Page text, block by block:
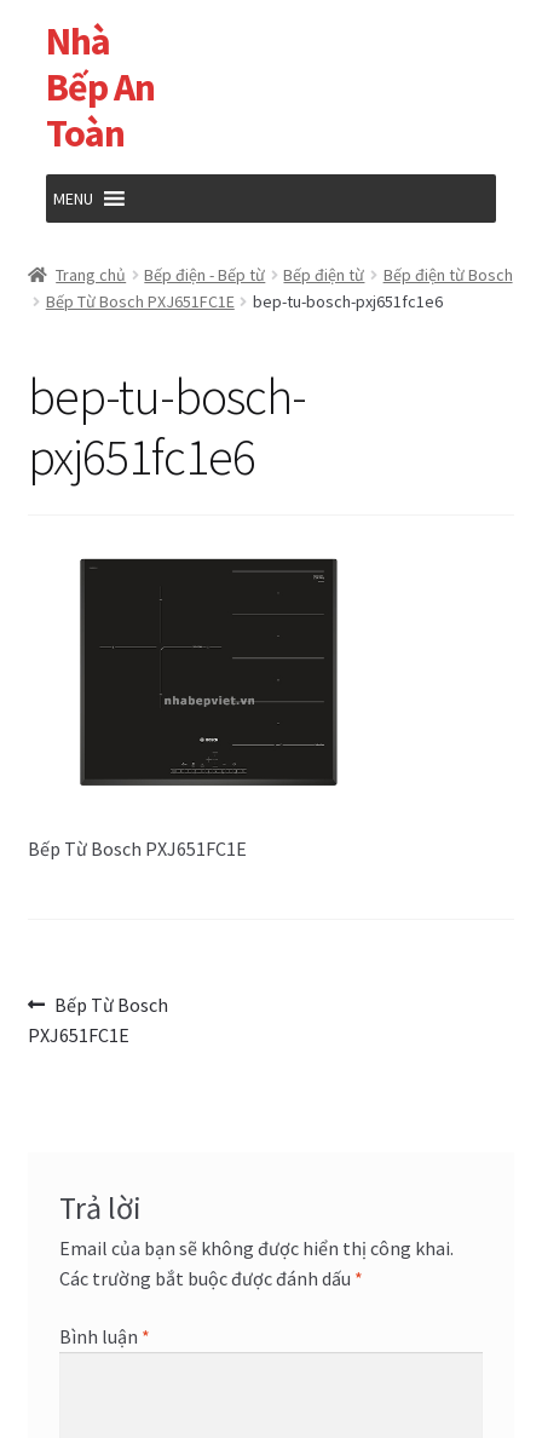
Đi
đến
Điều
hướng
Chuyển
đến
nội
dung
Nhà
Bếp An
Toàn
MENU
Cửa hàng
Giỏ hàng
Tài khoản của tôi
Trang Mẫu
Trang chủ Bếp điện - Bếp từ Bếp điện từ
Bếp điện từ Bosch
Bếp Từ Bosch PXJ651FC1E
bep-tu-bosch-pxj651fc1e6
bep-tu-bosch-
pxj651fc1e6
Bếp Từ Bosch PXJ651FC1E
Điều
hướng
Bài
trước:
Bếp Từ Bosch
PXJ651FC1E
Trả lời
Email của bạn sẽ không được hiển thị công khai.
Các trường bắt buộc được đánh dấu *
Bình luận *